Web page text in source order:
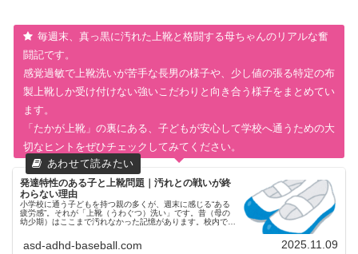
毎週末、真っ黒に汚れた上靴と格闘する母ちゃんのリアルな奮
闘記です。
感覚過敏で上靴洗いが苦手な長男の様子や、少し値の張る特定の布
製上靴しか受け付けない強いこだわりと向き合う様子をまとめてい
ます。
「たかが上靴」の裏にある、子どもが安心して学校へ通うための大
切なヒントをぜひチェックしてみてください。
発達特性のある子と上靴問題｜汚れとの戦いが終
わらない理由
小学校に通う子どもを持つ親の多くが、週末に感じる“ある
疲労感”。それが「上靴（うわぐつ）洗い」です。昔（母の
幼少期）はここまで汚れなかった記憶があります。校内では
真っ黒になるなんてこと、...
asd-adhd-baseball.com 2025.11.09